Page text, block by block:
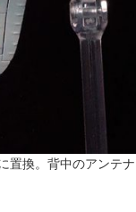
置換。背中のアンテ